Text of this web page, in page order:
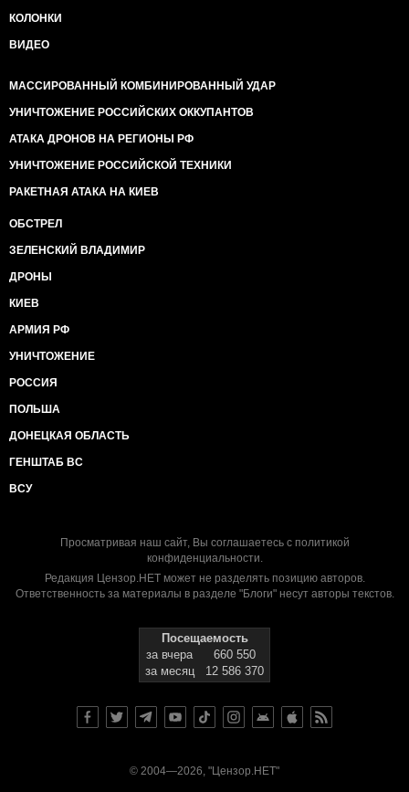
КОЛОНКИ
ВИДЕО
МАССИРОВАННЫЙ КОМБИНИРОВАННЫЙ УДАР
УНИЧТОЖЕНИЕ РОССИЙСКИХ ОККУПАНТОВ
АТАКА ДРОНОВ НА РЕГИОНЫ РФ
УНИЧТОЖЕНИЕ РОССИЙСКОЙ ТЕХНИКИ
РАКЕТНАЯ АТАКА НА КИЕВ
ОБСТРЕЛ
ЗЕЛЕНСКИЙ ВЛАДИМИР
ДРОНЫ
КИЕВ
АРМИЯ РФ
УНИЧТОЖЕНИЕ
РОССИЯ
ПОЛЬША
ДОНЕЦКАЯ ОБЛАСТЬ
ГЕНШТАБ ВС
ВСУ
Просматривая наш сайт, Вы соглашаетесь с политикой
конфиденциальности.
Редакция Цензор.НЕТ может не разделять позицию авторов.
Ответственность за материалы в разделе "Блоги" несут авторы текстов.
Посещаемость
за вчера
660 550
за месяц
12 586 370
© 2004—2026, "Цензор.НЕТ"